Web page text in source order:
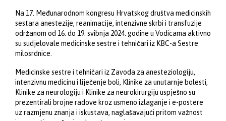
Na 17. Međunarodnom kongresu Hrvatskog društva medicinskih
sestara anestezije, reanimacije, intenzivne skrbi i transfuzije
održanom od 16. do 19. svibnja 2024. godine u Vodicama aktivno
su sudjelovale medicinske sestre i tehničari iz KBC-a Sestre
milosrdnice.
Medicinske sestre i tehničari iz Zavoda za anesteziologiju,
intenzivnu medicinu i liječenje boli, Klinike za unutarnje bolesti,
Klinike za neurologiju i Klinike za neurokirurgiju uspješno su
prezentirali brojne radove kroz usmeno izlaganje i e-postere
uz razmjenu znanja i iskustava, naglašavajući pritom važnost